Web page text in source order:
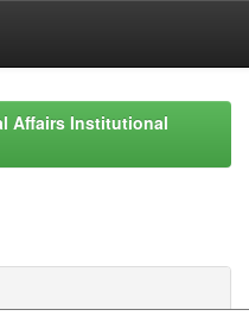
Affairs Institutional